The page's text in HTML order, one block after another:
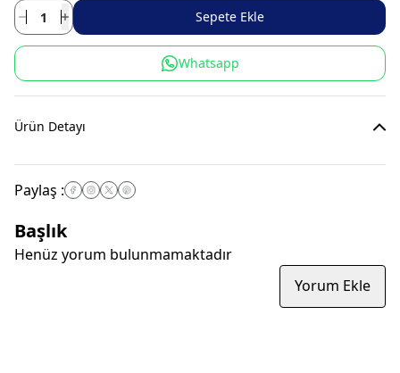
Sepete Ekle
Whatsapp
Ürün Detayı
Paylaş :
Başlık
Henüz yorum bulunmamaktadır
Yorum Ekle